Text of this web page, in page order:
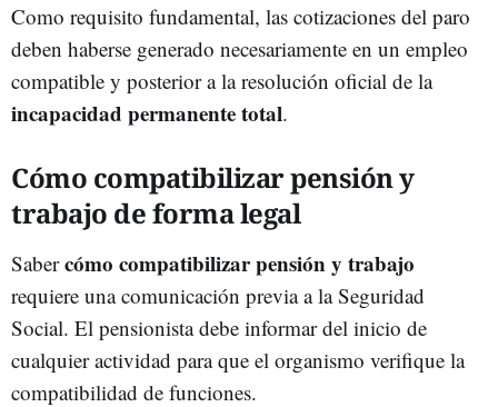
Como requisito fundamental, las cotizaciones del paro
deben haberse generado necesariamente en un empleo
compatible y posterior a la resolución oficial de la
incapacidad permanente total.
Cómo compatibilizar pensión y
trabajo de forma legal
Sabercómo compatibilizar pensión y trabajo
requiere una comunicación previa a la Seguridad
Social. El pensionista debe informar del inicio de
cualquier actividad para que el organismo verifique la
compatibilidad de funciones.